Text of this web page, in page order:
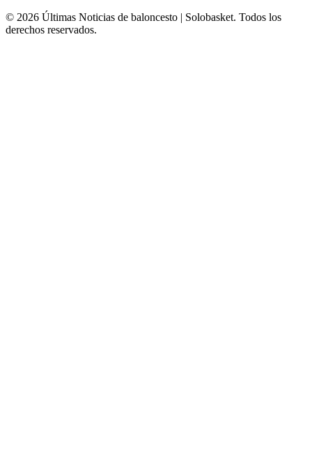
© 2026 Últimas Noticias de baloncesto | Solobasket. Todos los
derechos reservados.